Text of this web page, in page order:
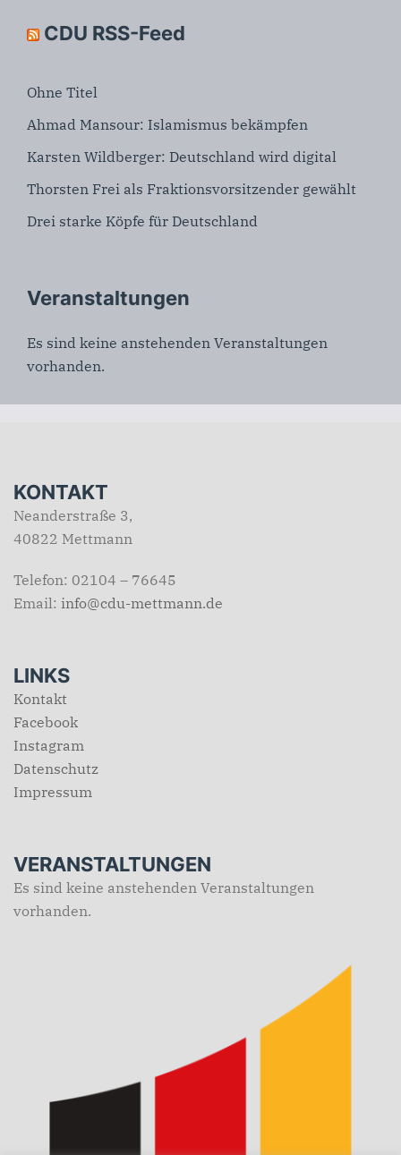
CDU RSS-Feed
Ohne Titel
Ahmad Mansour: Islamismus bekämpfen
Karsten Wildberger: Deutschland wird digital
Thorsten Frei als Fraktionsvorsitzender gewählt
Drei starke Köpfe für Deutschland
Veranstaltungen
Es sind keine anstehenden Veranstaltungen
vorhanden.
KONTAKT
Neanderstraße 3,
40822 Mettmann
Telefon: 02104 – 76645
Email: info@cdu-mettmann.de
LINKS
Kontakt
Facebook
Instagram
Datenschutz
Impressum
VERANSTALTUNGEN
Es sind keine anstehenden Veranstaltungen
vorhanden.